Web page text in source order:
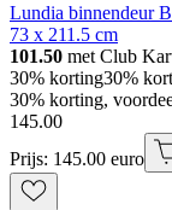
Lundia binnendeur
73 x 211.5 cm
101.50 met Club
30% korting30%
30% korting,
145.00
Prijs: 145.00 euro